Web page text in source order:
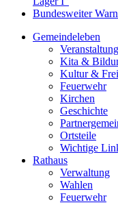
Bundesweiter
Gemeindeleben
Kita &
Kultur &
Feuerwehr
Kirchen
Geschichte
Ortsteile
Wichtige
Rathaus
Verwaltung
Wahlen
Feuerwehr